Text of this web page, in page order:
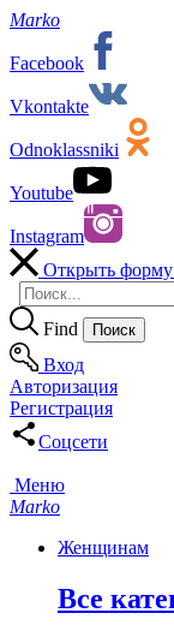
Marko
Facebook
Vkontakte
Odnoklassniki
Youtube
Instagram
Открыть форму
Find
Вход
Авторизация
Регистрация
Соцсети
Меню
Marko
Женщинам
Все